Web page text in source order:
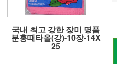
국내 최고 강한 장미 명품
분홍때타올(강)-10장-14X
25